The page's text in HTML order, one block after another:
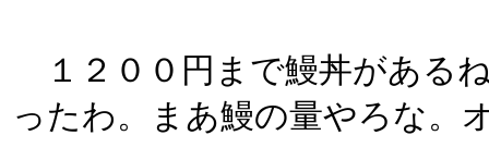
１２００円まで鰻丼がある
ったわ。まあ鰻の量やろな。